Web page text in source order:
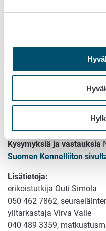
Lue
Lisää tietoaNorjan
Informasjon fra
Informasjon fra
suomen
Kysymyksiä ja vastauksia
Suomen Kennelliiton
Lisätietoja:
erikoistutkija Outi Simola
050 462 7862,
ylitarkastaja Virva Valle
040 489 3359,